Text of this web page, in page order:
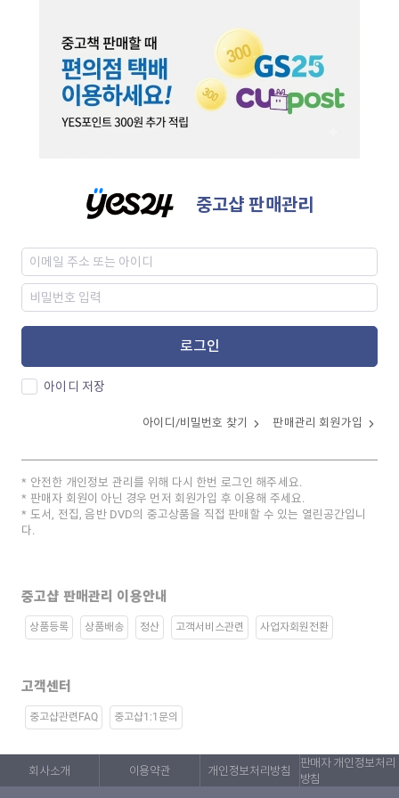
중고샵 판매관리
로그인
아이디 저장
아이디/비밀번호 찾기 판매관리 회원가입
안전한 개인정보 관리를 위해 다시 한번 로그인 해주세요.
판매자 회원이 아닌 경우 먼저 회원가입 후 이용해 주세요.
도서, 전집, 음반 DVD의 중고상품을 직접 판매할 수 있는 열린공간입니
다.
중고샵 판매관리 이용안내
상품등록 상품배송 정산 고객서비스관련 사업자회원전환
고객센터
중고샵관련FAQ 중고샵1:1문의
회사소개 이용약관 개인정보처리방침
판매자 개인정보처리
방침